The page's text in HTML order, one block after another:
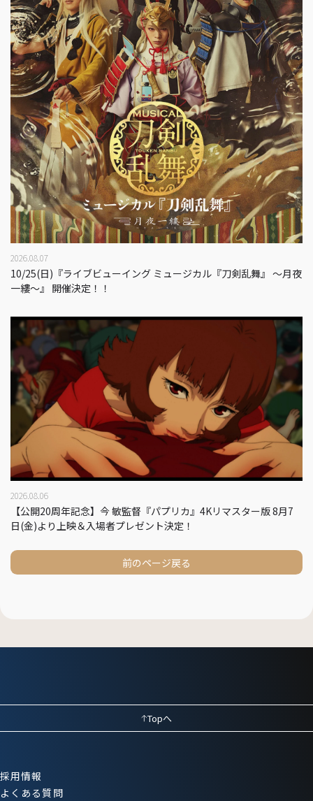
2026.08.07
10/25(日)『ライブビューイング ミュージカル『刀剣乱舞』 ～月夜
一縷～』 開催決定！！
2026.08.06
【公開20周年記念】今 敏監督『パプリカ』4Kリマスター版 8月7
日(金)より上映＆入場者プレゼント決定！
前のページ戻る
Topへ
採用情報
よくある質問